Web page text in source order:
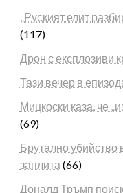
„Руският елит
(117)
Дрон с експлозиви
Тази вечер в
Мицкоски каза, че
(69)
Брутално
заплита (66)
Доналд Тръмп